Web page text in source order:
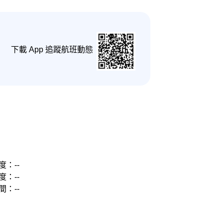
下載 App 追蹤航班動態
：--
：--
：--